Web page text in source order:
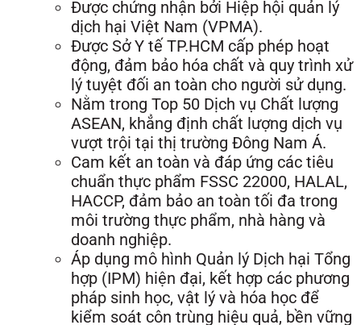
Được chứng nhận bởi Hiệp hội quản lý
dịch hại Việt Nam (VPMA).
Được Sở Y tế TP.HCM cấp phép hoạt
động, đảm bảo hóa chất và quy trình xử
lý tuyệt đối an toàn cho người sử dụng.
Nằm trong Top 50 Dịch vụ Chất lượng
ASEAN, khẳng định chất lượng dịch vụ
vượt trội tại thị trường Đông Nam Á.
Cam kết an toàn và đáp ứng các tiêu
chuẩn thực phẩm FSSC 22000, HALAL,
HACCP, đảm bảo an toàn tối đa trong
môi trường thực phẩm, nhà hàng và
doanh nghiệp.
Áp dụng mô hình Quản lý Dịch hại Tổng
hợp (IPM) hiện đại, kết hợp các phương
pháp sinh học, vật lý và hóa học để
kiểm soát côn trùng hiệu quả, bền vững